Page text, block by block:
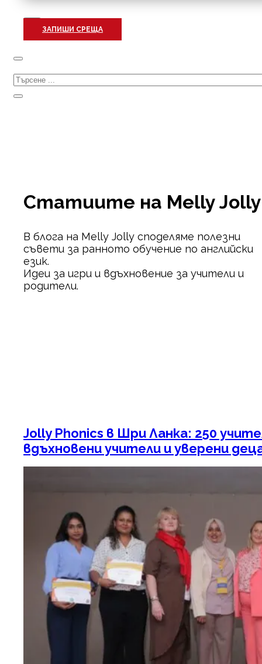
ЗАПИШИ СРЕЩА
Търсене
Статиите на Melly Jolly
В блога на Melly Jolly споделяме полезни
съвети за ранното обучение по английски
език.
Идеи за игри и вдъхновение за учители и
родители.
Jolly Phonics в Шри Ланка: 250
вдъхновени учители и уверени